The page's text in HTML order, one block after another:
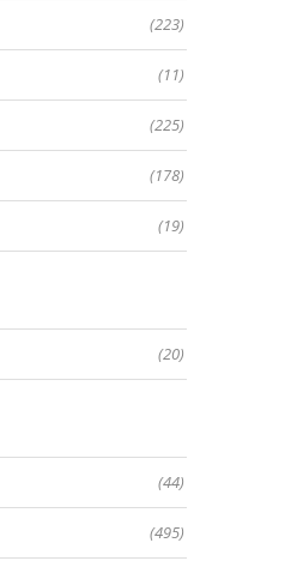
(223)
(11)
(225)
(178)
(19)
(20)
(44)
(495)